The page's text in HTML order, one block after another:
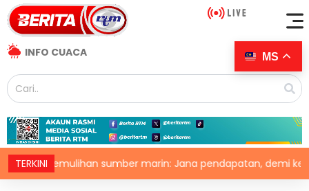
INFO CUACA
TERKINI
Pemulihan sumber marin: Jana pendapatan, demi
MS